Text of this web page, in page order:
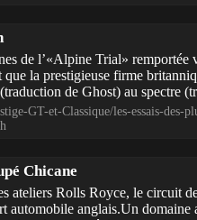
de l’«Alpine Trial» remportée
la prestigieuse firme
de Ghost) au spectre
GT-et-Classique/les-essais-des-
Chicane
ateliers Rolls Royce, le circuit
automobile anglais.Un domaine